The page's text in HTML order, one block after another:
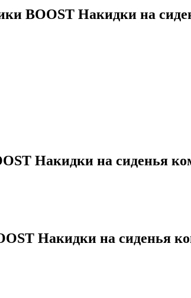
BOOST Накидки на
Накидки на сиденья
Накидки на сиденья